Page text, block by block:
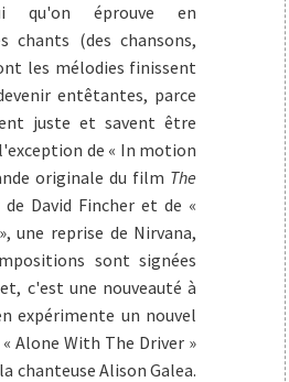
qu'on éprouve en
chants (des chansons,
les mélodies finissent
entêtantes, parce
juste et savent être
de « In motion
originale du film The
de David Fincher et de «
une reprise de Nirvana,
sont signées
c'est une nouveauté à
expérimente un nouvel
Alone With The Driver »
chanteuse Alison Galea.